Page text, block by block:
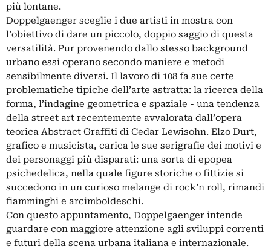
più lontane.
Doppelgaenger sceglie i due artisti in mostra con
l’obiettivo di dare un piccolo, doppio saggio di questa
versatilità. Pur provenendo dallo stesso background
urbano essi operano secondo maniere e metodi
sensibilmente diversi. Il lavoro di 108 fa sue certe
problematiche tipiche dell’arte astratta: la ricerca della
forma, l’indagine geometrica e spaziale - una tendenza
della street art recentemente avvalorata dall’opera
teorica Abstract Graffiti di Cedar Lewisohn. Elzo Durt,
grafico e musicista, carica le sue serigrafie dei motivi e
dei personaggi più disparati: una sorta di epopea
psichedelica, nella quale figure storiche o fittizie si
succedono in un curioso melange di rock’n roll, rimandi
fiamminghi e arcimboldeschi.
Con questo appuntamento, Doppelgaenger intende
guardare con maggiore attenzione agli sviluppi correnti
e futuri della scena urbana italiana e internazionale.